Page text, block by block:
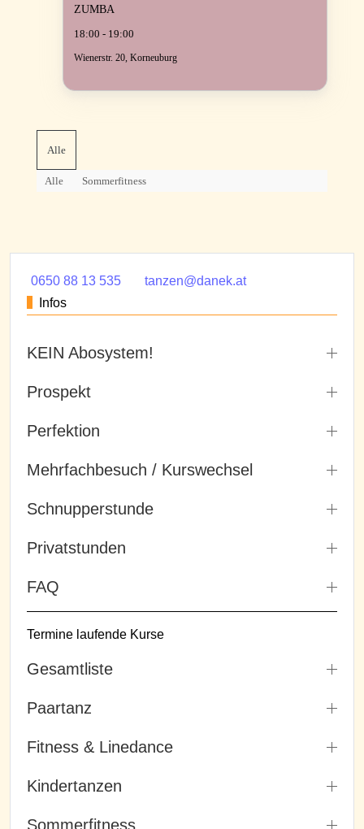
Alle
Alle Sommerfitness
ZUMBA
18:00 - 19:00
Wienerstr. 20, Korneuburg
0650 88 13 535
tanzen@danek.at
Infos
KEIN Abosystem!
Prospekt
Perfektion
Mehrfachbesuch / Kurswechsel
Schnupperstunde
Privatstunden
FAQ
Termine laufende Kurse
Gesamtliste
Paartanz
Fitness & Linedance
Kindertanzen
Sommerfitness